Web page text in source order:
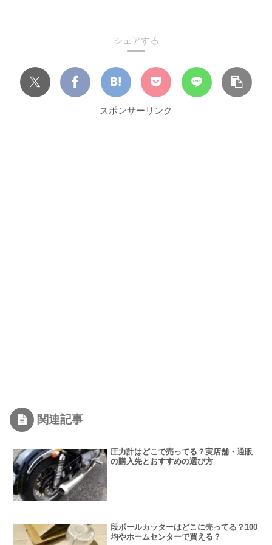
シェアする
スポンサーリンク
関連記事
圧力計はどこで売ってる？実店舗・通販
の購入先とおすすめの選び方
段ボールカッターはどこに売ってる？100
均やホームセンターで買える？